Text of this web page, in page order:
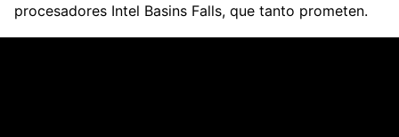
procesadores Intel Basins Falls, que tanto prometen.